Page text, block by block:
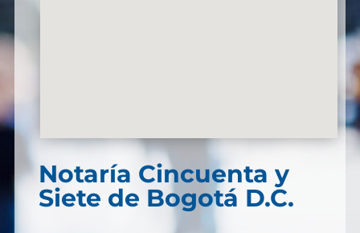
Notaría Cincuenta y
Siete de Bogotá D.C.